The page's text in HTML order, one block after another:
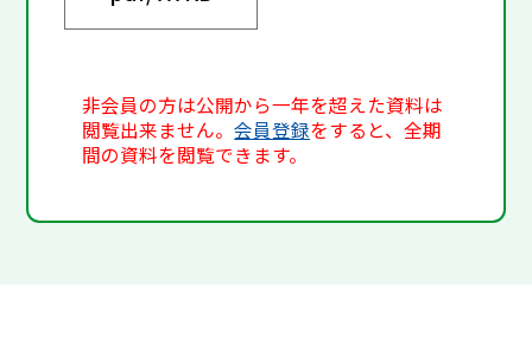
非会員の方は公開から一年を超えた資料は
閲覧出来ません。会員登録をすると、全期
間の資料を閲覧できます。